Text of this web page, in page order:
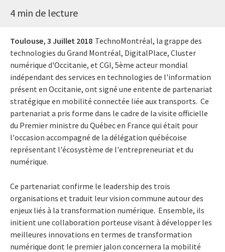
4 min de lecture
Toulouse, 3 Juillet 2018 TechnoMontréal, la grappe des
technologies du Grand Montréal, DigitalPlace, Cluster
numérique d'Occitanie, et CGI, 5ème acteur mondial
indépendant des services en technologies de l'information
présent en Occitanie, ont signé une entente de partenariat
stratégique en mobilité connectée liée aux transports. Ce
partenariat a pris forme dans le cadre de la visite officielle
du Premier ministre du Québec en France qui était pour
l'occasion accompagné de la délégation québécoise
représentant l'écosystème de l'entrepreneuriat et du
numérique.
Ce partenariat confirme le leadership des trois
organisations et traduit leur vision commune autour des
enjeux liés à la transformation numérique. Ensemble, ils
initient une collaboration porteuse visant à développer les
meilleures innovations en termes de transformation
numérique dont le premier jalon concernera la mobilité